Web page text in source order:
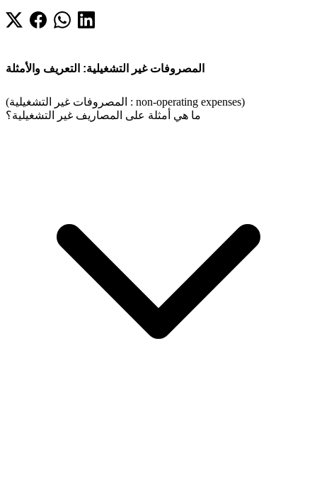
المصروفات غير التشغيلية: التعريف والأمثلة
(المصروفات غير التشغيلية : non-operating expenses)
ما هي أمثلة على المصاريف غير التشغيلية؟